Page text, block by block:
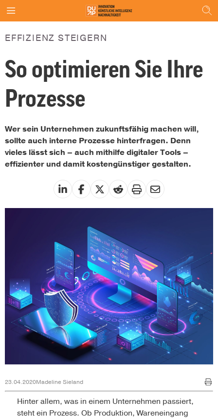
EFFIZIENZ STEIGERN
So optimieren Sie Ihre
Prozesse
Wer sein Unternehmen zukunftsfähig machen will,
sollte auch interne Prozesse hinterfragen. Denn
vieles lässt sich – auch mithilfe digitaler Tools –
effizienter und damit kostengünstiger gestalten.
23.04.2020Madeline Sieland
Hinter allem, was in einem Unternehmen passiert,
steht ein Prozess. Ob Produktion, Wareneingang